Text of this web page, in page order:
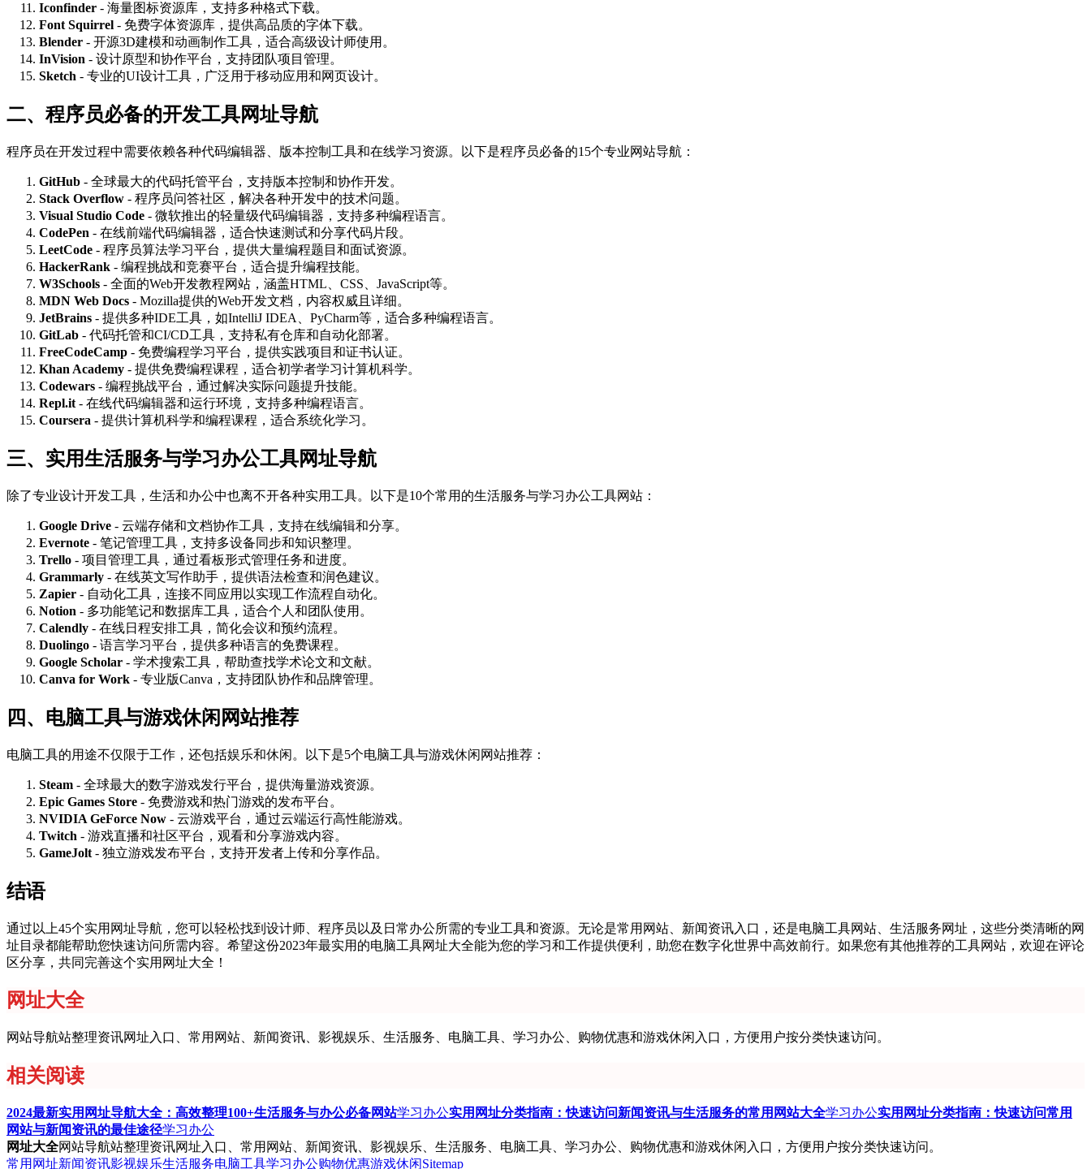
Iconfinder - 海量图标资源库，支持多种格式下载。
Font Squirrel - 免费字体资源库，提供高品质的字体下载。
Blender - 开源3D建模和动画制作工具，适合高级设计师使用。
InVision - 设计原型和协作平台，支持团队项目管理。
Sketch - 专业的UI设计工具，广泛用于移动应用和网页设计。
二、程序员必备的开发工具网址导航
程序员在开发过程中需要依赖各种代码编辑器、版本控制工具和在线学习资源。以下是程序员必备的15个专业网站导航：
GitHub - 全球最大的代码托管平台，支持版本控制和协作开发。
Stack Overflow - 程序员问答社区，解决各种开发中的技术问题。
Visual Studio Code - 微软推出的轻量级代码编辑器，支持多种编程语言。
CodePen - 在线前端代码编辑器，适合快速测试和分享代码片段。
LeetCode - 程序员算法学习平台，提供大量编程题目和面试资源。
HackerRank - 编程挑战和竞赛平台，适合提升编程技能。
W3Schools - 全面的Web开发教程网站，涵盖HTML、CSS、JavaScript等。
MDN Web Docs - Mozilla提供的Web开发文档，内容权威且详细。
JetBrains - 提供多种IDE工具，如IntelliJ IDEA、PyCharm等，适合多种编程语言。
GitLab - 代码托管和CI/CD工具，支持私有仓库和自动化部署。
FreeCodeCamp - 免费编程学习平台，提供实践项目和证书认证。
Khan Academy - 提供免费编程课程，适合初学者学习计算机科学。
Codewars - 编程挑战平台，通过解决实际问题提升技能。
Repl.it - 在线代码编辑器和运行环境，支持多种编程语言。
Coursera - 提供计算机科学和编程课程，适合系统化学习。
三、实用生活服务与学习办公工具网址导航
除了专业设计开发工具，生活和办公中也离不开各种实用工具。以下是10个常用的生活服务与学习办公工具网站：
Google Drive - 云端存储和文档协作工具，支持在线编辑和分享。
Evernote - 笔记管理工具，支持多设备同步和知识整理。
Trello - 项目管理工具，通过看板形式管理任务和进度。
Grammarly - 在线英文写作助手，提供语法检查和润色建议。
Zapier - 自动化工具，连接不同应用以实现工作流程自动化。
Notion - 多功能笔记和数据库工具，适合个人和团队使用。
Calendly - 在线日程安排工具，简化会议和预约流程。
Duolingo - 语言学习平台，提供多种语言的免费课程。
Google Scholar - 学术搜索工具，帮助查找学术论文和文献。
Canva for Work - 专业版Canva，支持团队协作和品牌管理。
四、电脑工具与游戏休闲网站推荐
电脑工具的用途不仅限于工作，还包括娱乐和休闲。以下是5个电脑工具与游戏休闲网站推荐：
Steam - 全球最大的数字游戏发行平台，提供海量游戏资源。
Epic Games Store - 免费游戏和热门游戏的发布平台。
NVIDIA GeForce Now - 云游戏平台，通过云端运行高性能游戏。
Twitch - 游戏直播和社区平台，观看和分享游戏内容。
GameJolt - 独立游戏发布平台，支持开发者上传和分享作品。
结语
通过以上45个实用网址导航，您可以轻松找到设计师、程序员以及日常办公所需的专业工具和资源。无论是常用网站、新闻资讯入口，还是电脑工具网站、生活服务网址，这些分类清晰的网
址目录都能帮助您快速访问所需内容。希望这份2023年最实用的电脑工具网址大全能为您的学习和工作提供便利，助您在数字化世界中高效前行。如果您有其他推荐的工具网站，欢迎在评论
区分享，共同完善这个实用网址大全！
网址大全
网站导航站整理资讯网址入口、常用网站、新闻资讯、影视娱乐、生活服务、电脑工具、学习办公、购物优惠和游戏休闲入口，方便用户按分类快速访问。
相关阅读
2024最新实用网址导航大全：高效整理100+生活服务与办公必备网站学习办公实用网址分类指南：快速访问新闻资讯与生活服务的常用网站大全学习办公实用网址分类指南：快速访问常用
网站与新闻资讯的最佳途径学习办公
网址大全网站导航站整理资讯网址入口、常用网站、新闻资讯、影视娱乐、生活服务、电脑工具、学习办公、购物优惠和游戏休闲入口，方便用户按分类快速访问。
常用网址新闻资讯影视娱乐生活服务电脑工具学习办公购物优惠游戏休闲Sitemap